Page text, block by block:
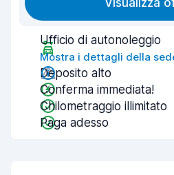
Visualizza
Ufficio di autonoleggio
Mostra i dettagli della
Deposito alto
Conferma immediata!
Chilometraggio illimitato
Paga adesso